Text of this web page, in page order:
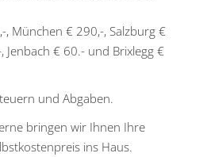
, Mün­chen € 290,-, Salz­burg €
Jen­bach € 60.- und Brix­legg €
und Ab­ga­ben.
brin­gen wir Ih­nen Ih­re
ins Haus.